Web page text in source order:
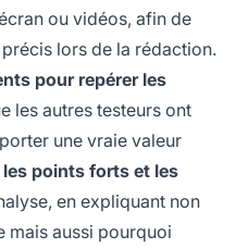
ou vidéos, afin de
lors de la rédaction.
pour repérer les
les autres testeurs ont
une vraie valeur
les points forts et les
en expliquant non
mais aussi pourquoi